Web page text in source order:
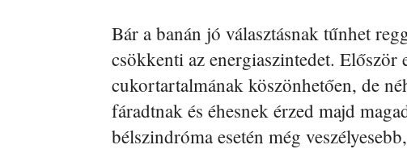
Bár a banán jó választásnak tűnhet
csökkenti az energiaszintedet. Először
cukortartalmának köszönhetően, de
fáradtnak és éhesnek érzed majd
bélszindróma esetén még